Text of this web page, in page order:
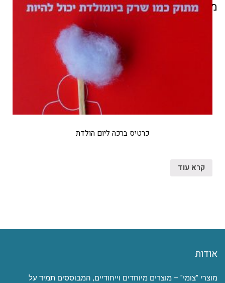
מוצרים קשורים
כרטיס ברכה ליום הולדת
קרא עוד
אודות
מוצרי "צומי" – מוצרים מיוחדים וייחודיים, המבוססים תמיד על